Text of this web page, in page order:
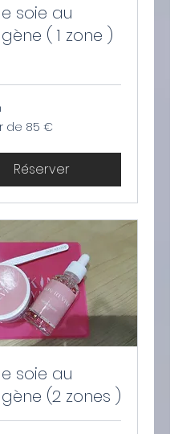
soie au
( 1 zone )
de 85 €
Réserver
soie au
(2 zones )